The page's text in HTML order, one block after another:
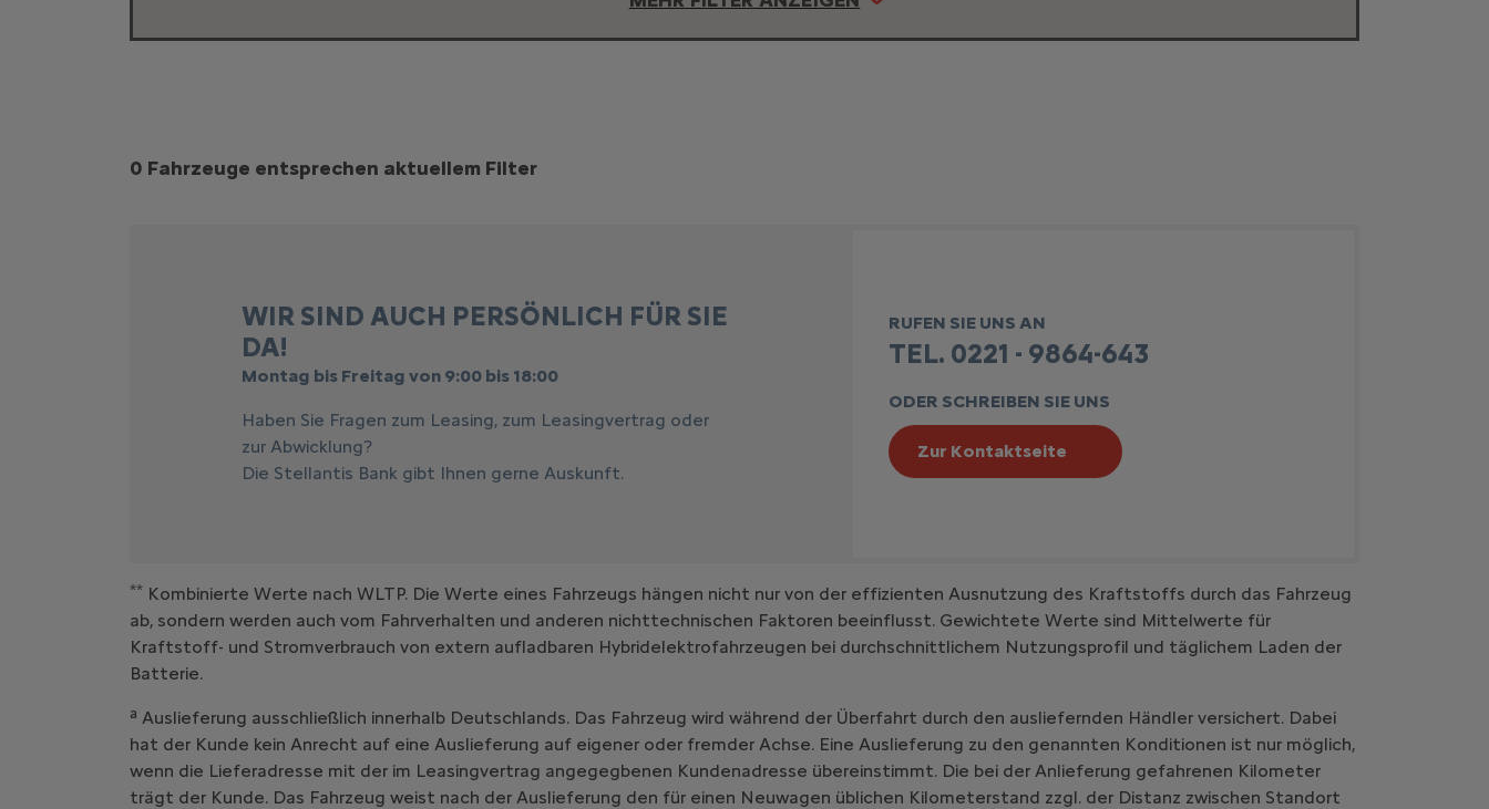
Suchergebnisse
0 Fahrzeuge entsprechen aktuellem Filter
WIR SIND AUCH PERSÖNLICH FÜR SIE
DA!
Montag bis Freitag von 9:00 bis 18:00
Haben Sie Fragen zum Leasing, zum Leasingvertrag oder
zur Abwicklung?
Die Stellantis Bank gibt Ihnen gerne Auskunft.
RUFEN SIE UNS AN
TEL. 0221 - 9864-643
ODER SCHREIBEN SIE UNS
Zur Kontaktseite
** Kombinierte Werte nach WLTP. Die Werte eines Fahrzeugs hängen nicht nur von der effizienten Ausnutzung des Kraftstoffs durch das Fahrzeug
ab, sondern werden auch vom Fahrverhalten und anderen nichttechnischen Faktoren beeinflusst. Gewichtete Werte sind Mittelwerte für
Kraftstoff- und Stromverbrauch von extern aufladbaren Hybridelektrofahrzeugen bei durchschnittlichem Nutzungsprofil und täglichem Laden der
Batterie.
a Auslieferung ausschließlich innerhalb Deutschlands. Das Fahrzeug wird während der Überfahrt durch den ausliefernden Händler versichert. Dabei
hat der Kunde kein Anrecht auf eine Auslieferung auf eigener oder fremder Achse. Eine Auslieferung zu den genannten Konditionen ist nur möglich,
wenn die Lieferadresse mit der im Leasingvertrag angegegbenen Kundenadresse übereinstimmt. Die bei der Anlieferung gefahrenen Kilometer
trägt der Kunde. Das Fahrzeug weist nach der Auslieferung den für einen Neuwagen üblichen Kilometerstand zzgl. der Distanz zwischen Standort